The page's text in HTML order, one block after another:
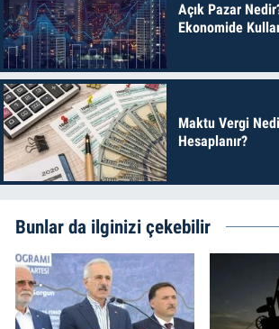
Açık Pazar
Ekonomide
Maktu Vergi
Hesaplanır?
Bunlar da ilginizi çekebilir